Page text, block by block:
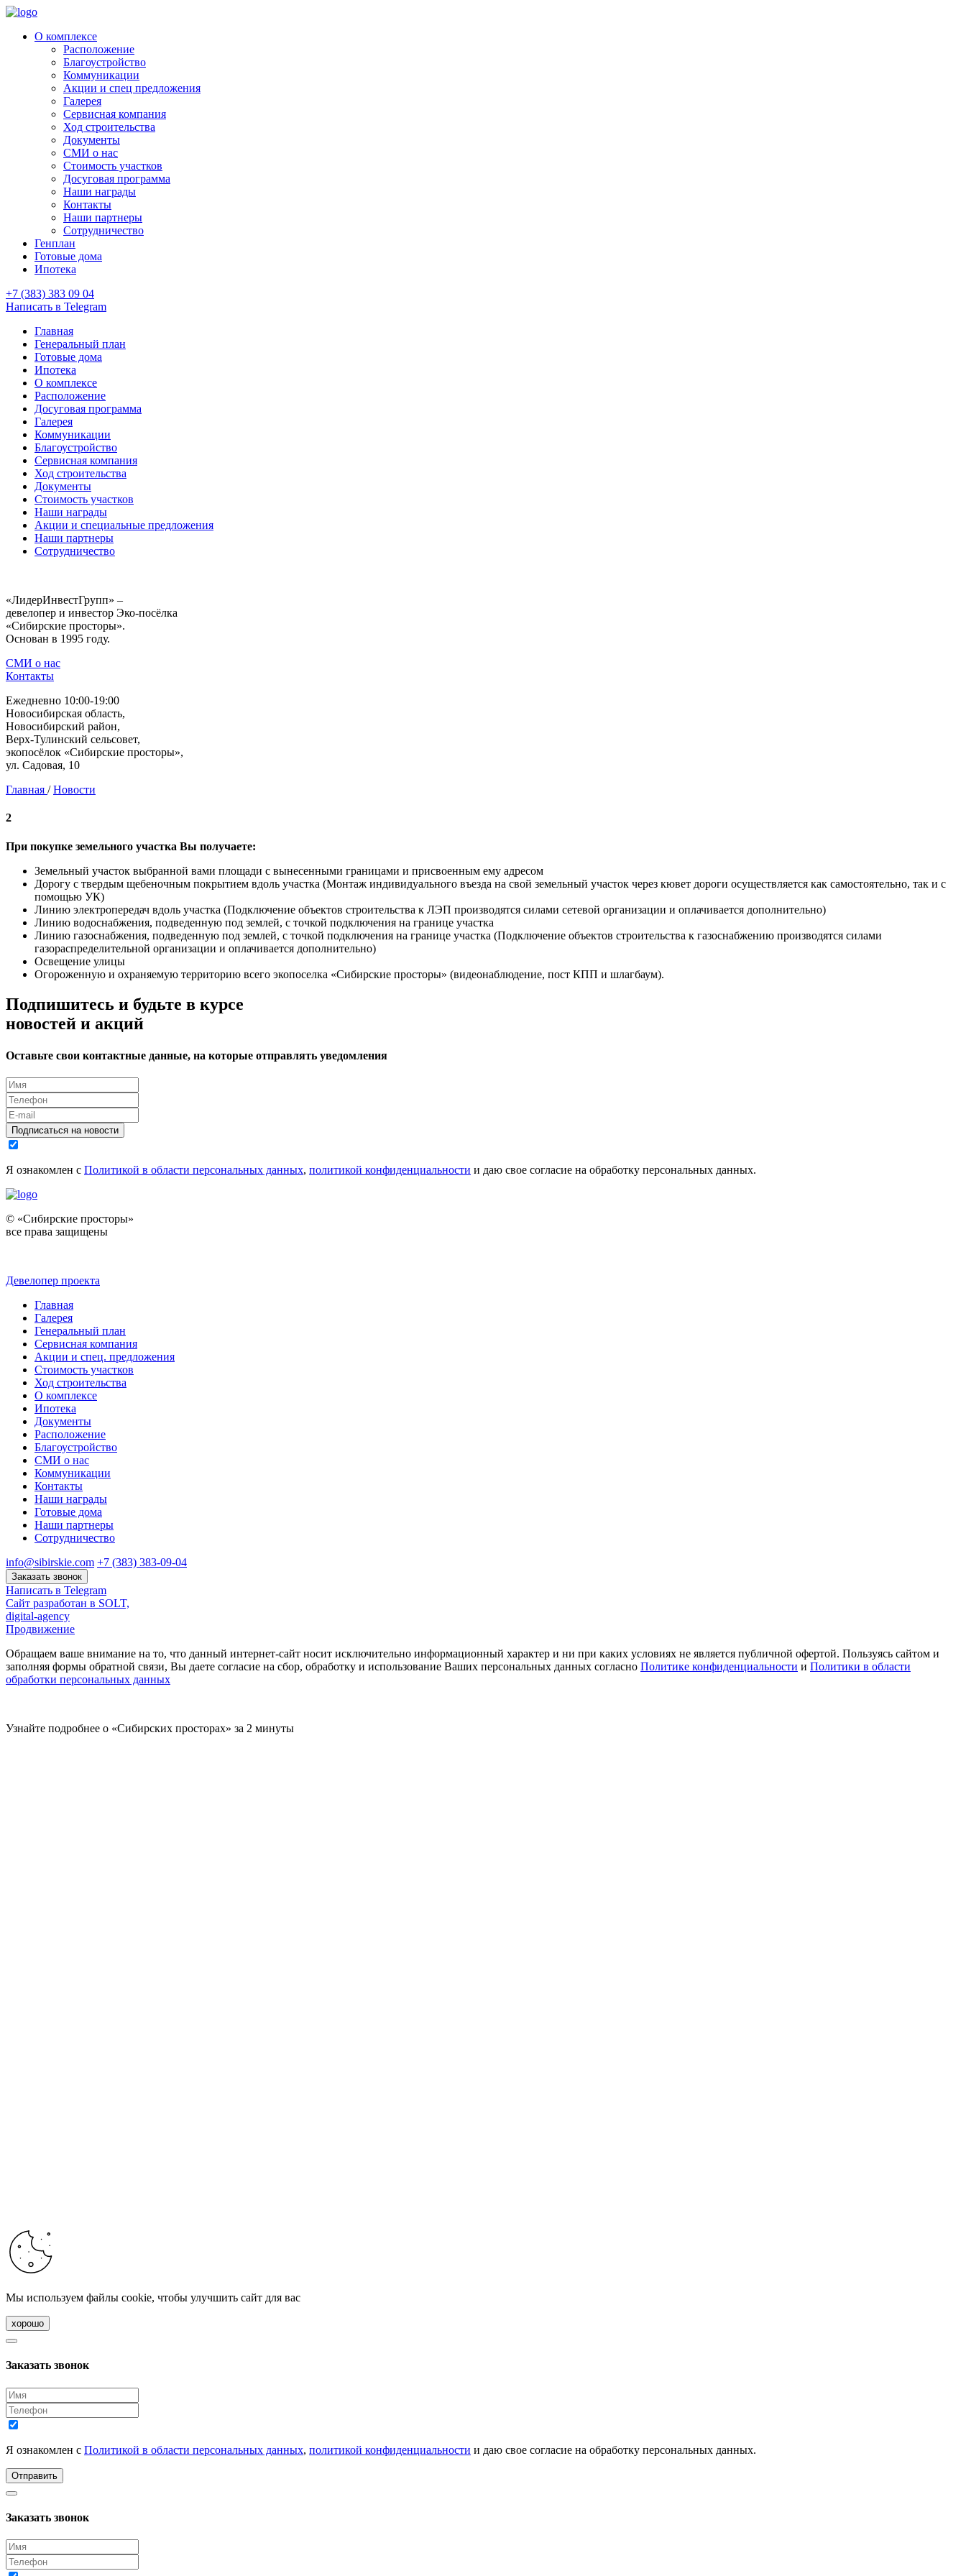
О комплексе
Расположение
Благоустройство
Коммуникации
Акции и спец предложения
Галерея
Сервисная компания
Ход строительства
Документы
СМИ о нас
Стоимость участков
Досуговая программа
Наши награды
Контакты
Наши партнеры
Сотрудничество
Генплан
Готовые дома
Ипотека
+7 (383) 383 09 04
Написать в Telegram
Главная
Генеральный план
Готовые дома
Ипотека
О комплексе
Расположение
Досуговая программа
Галерея
Коммуникации
Благоустройство
Сервисная компания
Ход строительства
Документы
Стоимость участков
Наши награды
Акции и специальные предложения
Наши партнеры
Сотрудничество
«ЛидерИнвестГрупп» –
девелопер и инвестор Эко-посёлка
«Сибирские просторы».
Основан в 1995 году.
СМИ о нас
Контакты
Ежедневно 10:00-19:00
Новосибирская область,
Новосибирский район,
Верх-Тулинский сельсовет,
экопосёлок «Сибирские просторы»,
ул. Садовая, 10
Главная / Новости
2
При покупке земельного участка Вы получаете:
Земельный участок выбранной вами площади с вынесенными границами и присвоенным ему адресом
Дорогу с твердым щебеночным покрытием вдоль участка (Монтаж индивидуального въезда на свой земельный участок через кювет дороги осуществляется как самостоятельно, так и с
помощью УК)
Линию электропередач вдоль участка (Подключение объектов строительства к ЛЭП производятся силами сетевой организации и оплачивается дополнительно)
Линию водоснабжения, подведенную под землей, с точкой подключения на границе участка
Линию газоснабжения, подведенную под землей, с точкой подключения на границе участка (Подключение объектов строительства к газоснабжению производятся силами
газораспределительной организации и оплачивается дополнительно)
Освещение улицы
Огороженную и охраняемую территорию всего экопоселка «Сибирские просторы» (видеонаблюдение, пост КПП и шлагбаум).
Подпишитесь и будьте в курсе
новостей и акций
Оставьте свои контактные данные, на которые отправлять уведомления
Подписаться на новости
Я ознакомлен с Политикой в области персональных данных, политикой конфиденциальности и даю свое согласие на обработку персональных данных.
© «Сибирские просторы»
все права защищены
Девелопер проекта
Главная
Галерея
Генеральный план
Сервисная компания
Акции и спец. предложения
Стоимость участков
Ход строительства
О комплексе
Ипотека
Документы
Расположение
Благоустройство
СМИ о нас
Коммуникации
Контакты
Наши награды
Готовые дома
Наши партнеры
Сотрудничество
info@sibirskie.com +7 (383) 383-09-04
Заказать звонок
Написать в Telegram
Сайт разработан в SOLT,
digital-agency
Продвижение
Обращаем ваше внимание на то, что данный интернет-сайт носит исключительно информационный характер и ни при каких условиях не является публичной офертой. Пользуясь сайтом и
заполняя формы обратной связи, Вы даете согласие на сбор, обработку и использование Ваших персональных данных согласно Политике конфиденциальности и Политики в области
обработки персональных данных
Узнайте подробнее о «Сибирских просторах» за 2 минуты
Мы используем файлы cookie, чтобы улучшить сайт для вас
хорошо
Заказать звонок
Я ознакомлен с Политикой в области персональных данных, политикой конфиденциальности и даю свое согласие на обработку персональных данных.
Отправить
Заказать звонок